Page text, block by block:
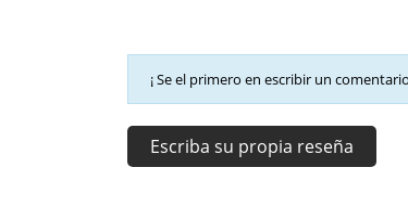
¡ Se el primero en escribir un
Escriba su propia reseña